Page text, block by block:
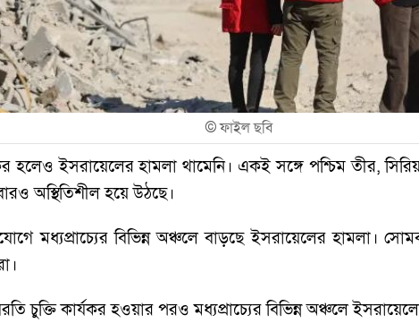
©ফাইল ছবি
হলেও ইসরায়েলের হামলা থামেনি। একই সঙ্গে পশ্চিম তীর,
অস্থিতিশীল হয়ে উঠছে।
মধ্যপ্রাচ্যের বিভিন্ন অঞ্চলে বাড়ছে ইসরায়েলের হামলা।
চুক্তি কার্যকর হওয়ার পরও মধ্যপ্রাচ্যের বিভিন্ন অঞ্চলে